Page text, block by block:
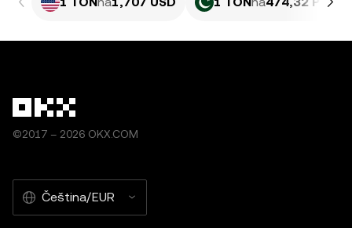
©2017 – 2026 OKX.COM
Čeština/EUR